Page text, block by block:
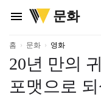
menu
위
키
리
문화
홈 문화 영화
20년 만의
포맷으로